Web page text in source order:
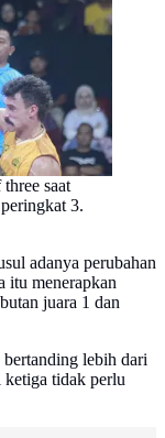
saat
3.
adanya perubahan
itu menerapkan
juara 1 dan
lebih dari
ketiga tidak perlu